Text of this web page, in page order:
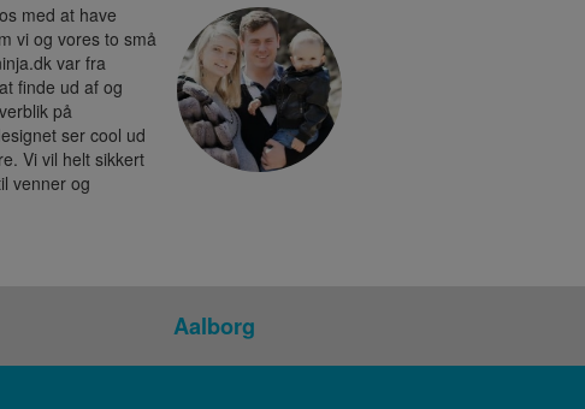
med at have
vi og vores to små
var fra
finde ud af og
på
ser cool ud
Vi vil helt sikkert
venner og
Aalborg